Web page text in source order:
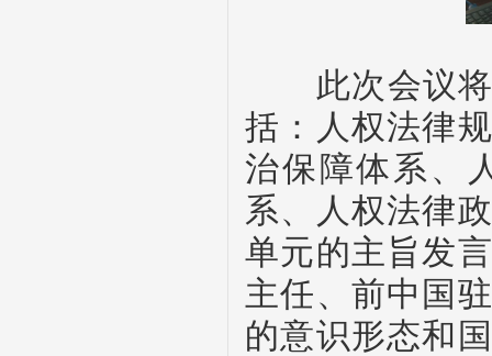
此次会议将
括： 人权法律
治保障体系、
系、人权法律
单元的主旨发
主任、前中国
的意识形态和